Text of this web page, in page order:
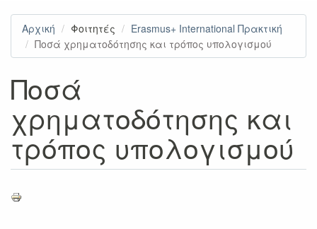
Αρχική Φοιτητές
Erasmus+ International Πρακτική
Ποσά χρηματοδότησης και τρόπος υπολογισμού
Ποσά
χρηματοδότησης και
τρόπος υπολογισμού